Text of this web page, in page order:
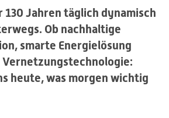
130 Jahren täglich dynamisch
Ob nachhaltige
smarte Energielösung
heute, was morgen wichtig